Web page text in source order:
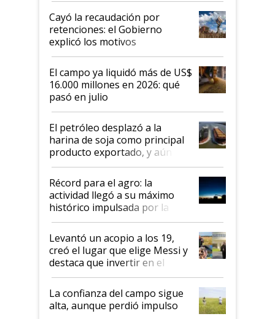
habló del financiamiento al IPCVA
Cayó la recaudación por
retenciones: el Gobierno
explicó los motivos
El campo ya liquidó más de US$
16.000 millones en 2026: qué
pasó en julio
El petróleo desplazó a la
harina de soja como principal
producto exportado, y aún así
el agro aportó casi seis de cada
diez dólares y sostuvo el
liderazgo en un semestre
récord
Récord para el agro: la
actividad llegó a su máximo
histórico impulsada por la
cosecha y las exportaciones
Levantó un acopio a los 19,
creó el lugar que elige Messi y
destaca que invertir en el
kirchnerismo era como "darle
plata a un hijo para droga":
Juan Félix Rossetti, el libertario
que de una dura crisis salió
La confianza del campo sigue
alta, aunque perdió impulso